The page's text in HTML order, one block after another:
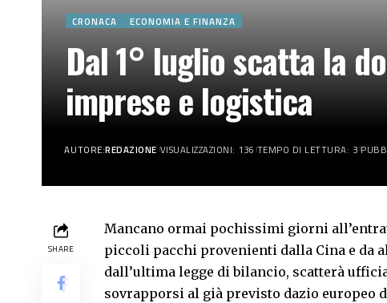
CRONACA ECONOMIA E FINANZA
Dal 1° luglio scatta la
imprese e logistica
AUTORE:REDAZIONE VISUALIZZAZIONI: 136 TEMPO DI LETTURA: 3
SHARE
Mancano ormai pochissimi giorni
piccoli pacchi provenienti dalla Cina e da
dall’ultima legge di bilancio, scatterà
sovrapporsi al già previsto dazio europeo